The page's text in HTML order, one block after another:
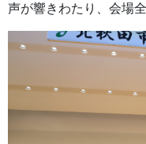
声が響きわたり、会場